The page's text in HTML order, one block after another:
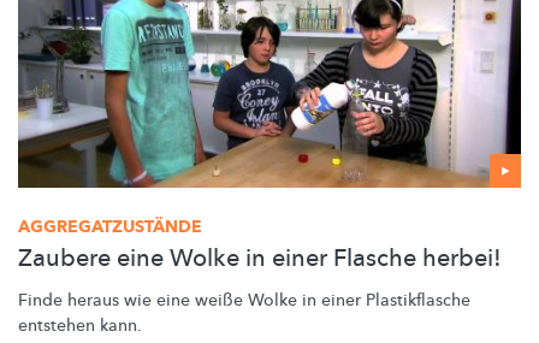
AGGREGATZUSTÄNDE
Zaubere eine Wolke in einer Flasche herbei!
Finde heraus wie eine weiße Wolke in einer Plastikflasche
entstehen kann.